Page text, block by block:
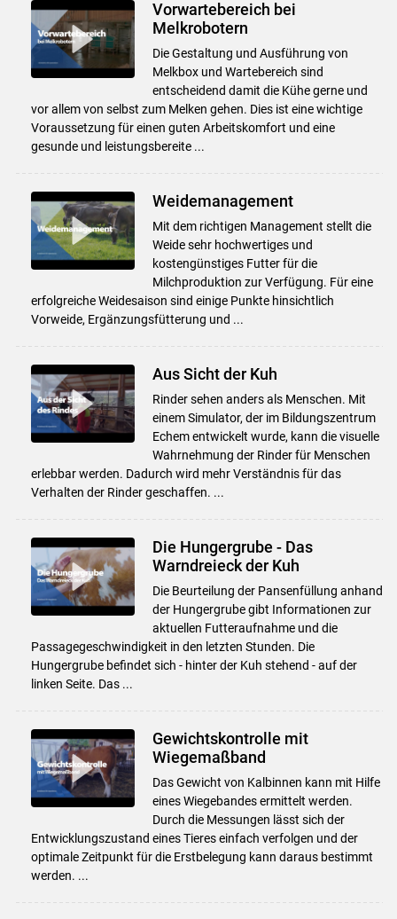
Vorwartebereich bei
Melkrobotern
Die Gestaltung und Ausführung von
Melkbox und Wartebereich sind
entscheidend damit die Kühe gerne und
vor allem von selbst zum Melken gehen. Dies ist eine wichtige
Voraussetzung für einen guten Arbeitskomfort und eine
gesunde und leistungsbereite ...
Weidemanagement
Mit dem richtigen Management stellt die
Weide sehr hochwertiges und
kostengünstiges Futter für die
Milchproduktion zur Verfügung. Für eine
erfolgreiche Weidesaison sind einige Punkte hinsichtlich
Vorweide, Ergänzungsfütterung und ...
Aus Sicht der Kuh
Rinder sehen anders als Menschen. Mit
einem Simulator, der im Bildungszentrum
Echem entwickelt wurde, kann die visuelle
Wahrnehmung der Rinder für Menschen
erlebbar werden. Dadurch wird mehr Verständnis für das
Verhalten der Rinder geschaffen. ...
Die Hungergrube - Das
Warndreieck der Kuh
Die Beurteilung der Pansenfüllung anhand
der Hungergrube gibt Informationen zur
aktuellen Futteraufnahme und die
Passagegeschwindigkeit in den letzten Stunden. Die
Hungergrube befindet sich - hinter der Kuh stehend - auf der
linken Seite. Das ...
Gewichtskontrolle mit
Wiegemaßband
Das Gewicht von Kalbinnen kann mit Hilfe
eines Wiegebandes ermittelt werden.
Durch die Messungen lässt sich der
Entwicklungszustand eines Tieres einfach verfolgen und der
optimale Zeitpunkt für die Erstbelegung kann daraus bestimmt
werden. ...